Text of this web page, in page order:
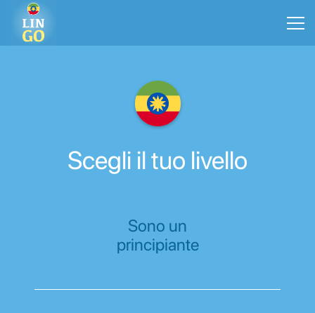
Scegli il tuo livello
Sono un
principiante